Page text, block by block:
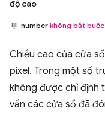
độ cao
number không bắt buộc
Chiều cao của cửa
pixel. Trong một số
không được chỉ định
vấn các cửa sổ đã